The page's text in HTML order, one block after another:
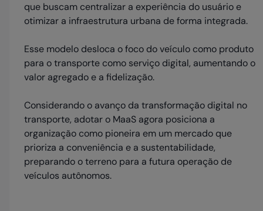
que buscam centralizar a experiência do usuário e
otimizar a infraestrutura urbana de forma integrada.
Esse modelo desloca o foco do veículo como produto
para o transporte como serviço digital, aumentando o
valor agregado e a fidelização.
Considerando o avanço da transformação digital no
transporte, adotar o MaaS agora posiciona a
organização como pioneira em um mercado que
prioriza a conveniência e a sustentabilidade,
preparando o terreno para a futura operação de
veículos autônomos.